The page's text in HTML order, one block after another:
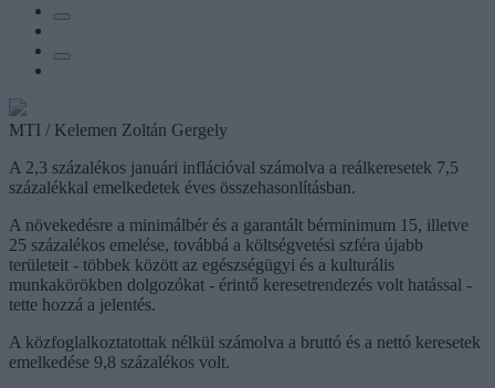
MTI / Kelemen Zoltán Gergely
A 2,3 százalékos januári inflációval számolva a reálkeresetek 7,5
százalékkal emelkedetek éves összehasonlításban.
A növekedésre a minimálbér és a garantált bérminimum 15, illetve
25 százalékos emelése, továbbá a költségvetési szféra újabb
területeit - többek között az egészségügyi és a kulturális
munkakörökben dolgozókat - érintő keresetrendezés volt hatással -
tette hozzá a jelentés.
A közfoglalkoztatottak nélkül számolva a bruttó és a nettó keresetek
emelkedése 9,8 százalékos volt.